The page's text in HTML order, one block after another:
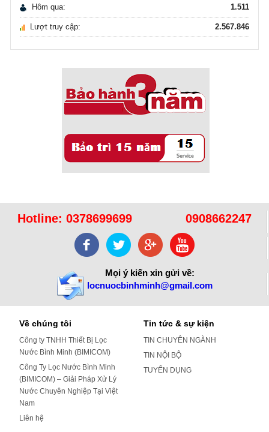
Sử dụng năng lượng mặt trời để xử lý ...
Sử dụng năng lượng mặt trời để xử lý ...
Hôm qua: 1.511
Lượt truy cập: 2.567.846
Hotline: 0378699699 0908662247
Mọi ý kiến xin gửi về:
locnuocbinhminh@gmail.com
Về chúng tôi
Công ty TNHH Thiết Bị Lọc
Nước Bình Minh (BIMICOM)
Công Ty Lọc Nước Bình Minh
(BIMICOM) – Giải Pháp Xử Lý
Nước Chuyên Nghiệp Tại Việt
Nam
Liên hệ
Tin tức & sự kiện
TIN CHUYÊN NGÀNH
TIN NỘI BỘ
TUYỂN DỤNG